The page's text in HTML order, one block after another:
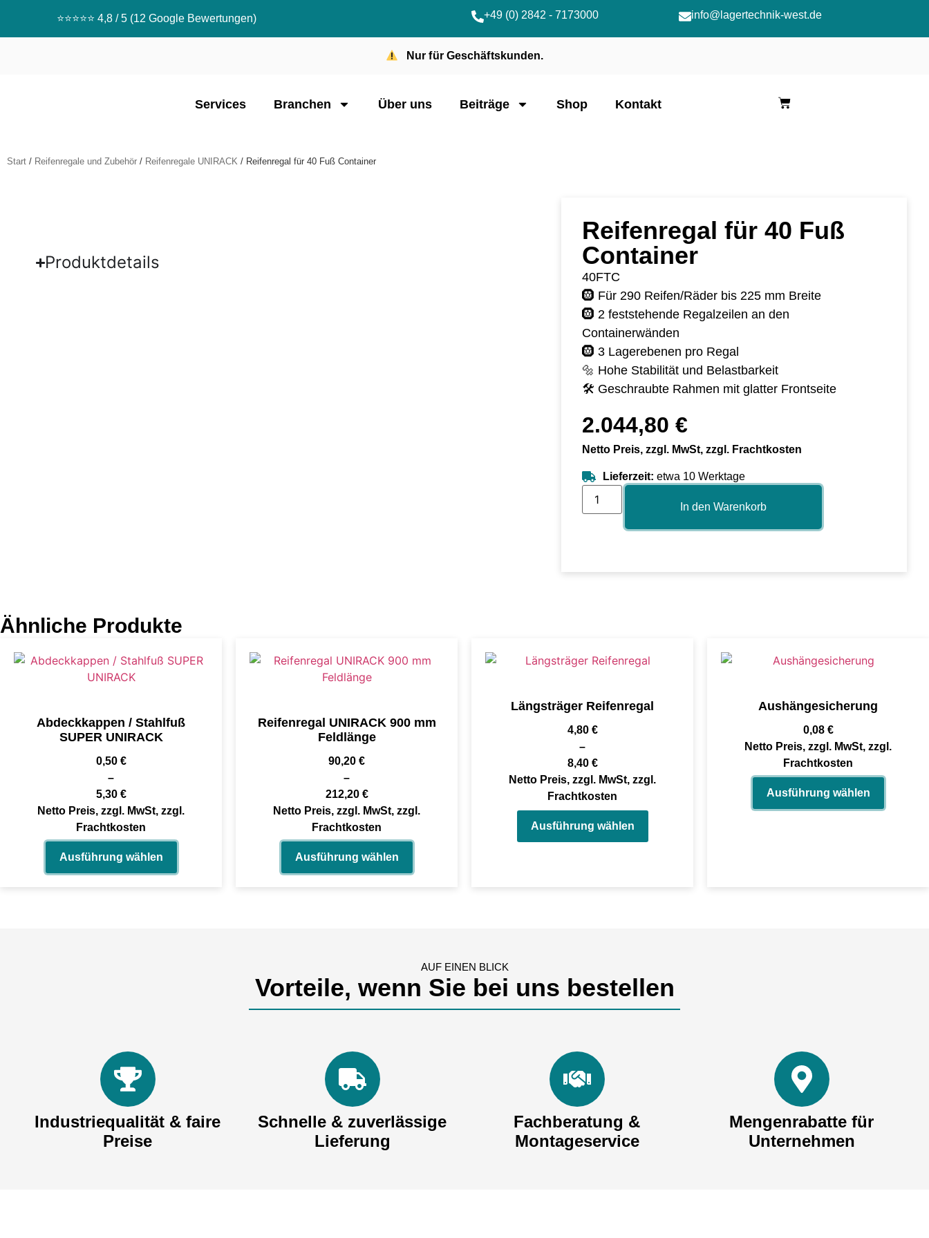
⭐️⭐️⭐️⭐️⭐️ 4,8 / 5 (12 Google Bewertungen) +49 (0) 2842 - 7173000 info@lagertechnik-west.de
Nur für Geschäftskunden.
Services Branchen Über uns Beiträge Shop Kontakt
Start / Reifenregale und Zubehör / Reifenregale UNIRACK / Reifenregal für 40 Fuß Container
Produktdetails
Reifenregal für 40 Fuß
Container
40FTC
🛞 Für 290 Reifen/Räder bis 225 mm Breite
🛞 2 feststehende Regalzeilen an den
Containerwänden
🛞 3 Lagerebenen pro Regal
🔩 Hohe Stabilität und Belastbarkeit
🛠️ Geschraubte Rahmen mit glatter Frontseite
2.044,80 €
Netto Preis, zzgl. MwSt, zzgl. Frachtkosten
Lieferzeit: etwa 10 Werktage
In den Warenkorb
Ähnliche Produkte
Abdeckkappen / Stahlfuß
SUPER UNIRACK
0,50 €
–
5,30 €
Netto Preis, zzgl. MwSt, zzgl.
Frachtkosten
Ausführung wählen
Reifenregal UNIRACK 900 mm
Feldlänge
90,20 €
–
212,20 €
Netto Preis, zzgl. MwSt, zzgl.
Frachtkosten
Ausführung wählen
Längsträger Reifenregal
4,80 €
–
8,40 €
Netto Preis, zzgl. MwSt, zzgl.
Frachtkosten
Ausführung wählen
Aushängesicherung
0,08 €
Netto Preis, zzgl. MwSt, zzgl.
Frachtkosten
Ausführung wählen
AUF EINEN BLICK
Vorteile, wenn Sie bei uns bestellen
Industriequalität & faire
Preise
Schnelle & zuverlässige
Lieferung
Fachberatung &
Montageservice
Mengenrabatte für
Unternehmen